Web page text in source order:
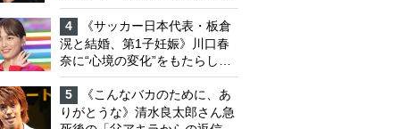
メッセージ
4
《サッカー日本代表・板倉
滉と結婚、第1子妊娠》川口春
奈に“心境の変化”をもたらした
主演映画『ママせか』 身を削
って「がんに蝕まれる母」を演
じた壮絶な撮影現場
5
《こんなバカのために、あ
りがとうな》清水良太郎さん急